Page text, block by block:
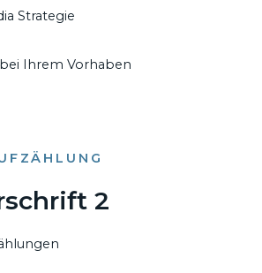
Strategie
Ihrem Vorhaben
2